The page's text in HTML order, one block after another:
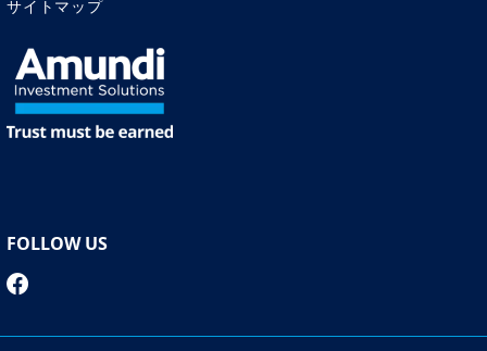
サイトマップ
FOLLOW US